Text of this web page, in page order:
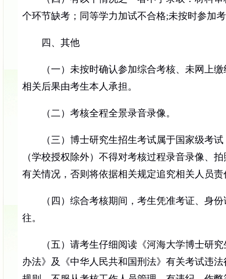
个环节缺考；同等学力加试不合格;未按时参加
四、其他
（一）未按时确认参加综合考核、未网上
相关后果由考生本人承担。
（二）考核全程全景录音录像。
（三）博士研究生招生考试属于国家级考
（学校授权除外）不得对考核过程录音录像、
有关情况，否则将依据相关规定追究相关人员责
（四）综合考核期间，考生凭准考证、身
往。
（五）请考生仔细阅读《河海大学博士研
办法》及《中华人民共和国刑法》有关考试违